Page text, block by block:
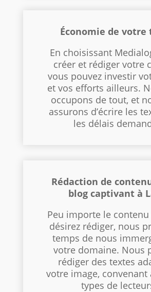
Économie de votre
En choisissant
créer et rédiger votre
vous pouvez investir
et vos efforts ailleurs.
occupons de tout, et
assurons d’écrire les
les délais
Rédaction de
blog captivant à
Peu importe le
désirez rédiger, nous
temps de nous
votre domaine. Nous
rédiger des textes
votre image, convenant
types de